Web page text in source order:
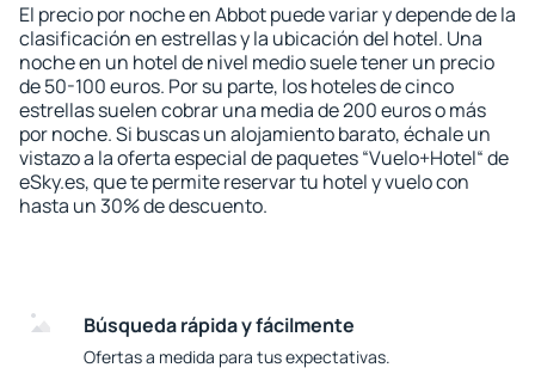
El precio por noche en Abbot puede variar y depende de la
clasificación en estrellas y la ubicación del hotel. Una
noche en un hotel de nivel medio suele tener un precio
de 50-100 euros. Por su parte, los hoteles de cinco
estrellas suelen cobrar una media de 200 euros o más
por noche. Si buscas un alojamiento barato, échale un
vistazo a la oferta especial de paquetes “Vuelo+Hotel“ de
eSky.es, que te permite reservar tu hotel y vuelo con
hasta un 30% de descuento.
Búsqueda rápida y fácilmente
Ofertas a medida para tus expectativas.